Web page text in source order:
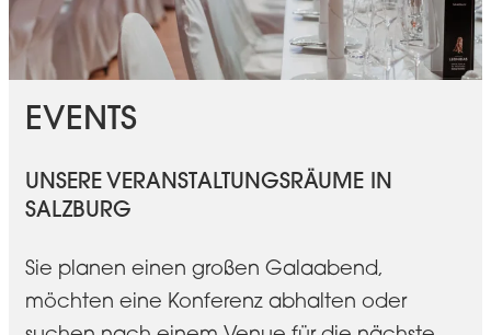
EVENTS
UNSERE VERANSTALTUNGSRÄUME IN
SALZBURG
Sie planen einen großen Galaabend,
möchten eine Konferenz abhalten oder